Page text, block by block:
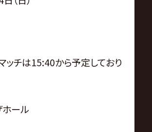
チは15:40から予定しており
ホール